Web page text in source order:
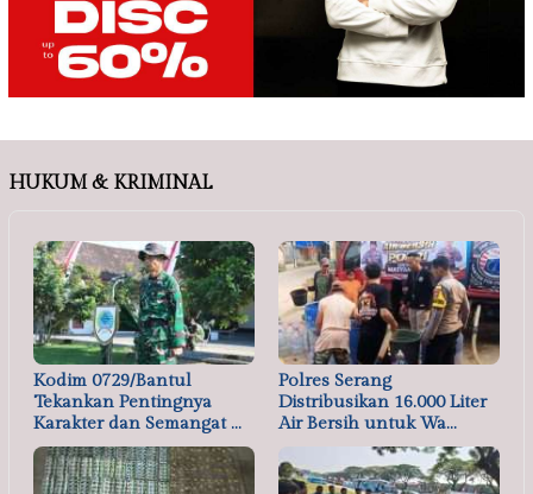
HUKUM & KRIMINAL
Kodim 0729/Bantul
Tekankan Pentingnya
Karakter dan Semangat …
Polres Serang
Distribusikan 16.000 Liter
Air Bersih untuk Wa…